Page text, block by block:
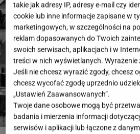
takie jak adresy IP, adresy e-mail czy
cookie lub inne informacje zapisane w
marketingowych, w szczególności na
reklam dopasowanych do Twoich
swoich serwisach, aplikacjach i w
treści w nich wyświetlanych.
Jeśli nie chcesz wyrazić zgody, chcesz
chcesz wycofać zgodę uprzednio
„Ustawień Zaawansowanych”.
Twoje dane osobowe mogą być
badania i mierzenia informacji
serwisów i aplikacji lub łączone z